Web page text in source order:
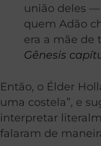
união deles
quem Adão
era a mãe de
Gênesis
Então, o Élder
uma costela”, e
interpretar
falaram de